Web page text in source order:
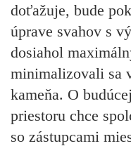
doťažuje, bude
úprave svahov s
dosiahol
minimalizovali sa
kameňa. O
priestoru chce
so zástupcami